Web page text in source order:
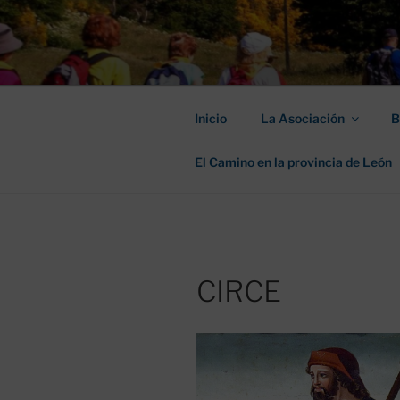
Saltar
al
contenido
SANTIAGO
Inicio La Asociación
El Camino en la provincia de León
CIRCE